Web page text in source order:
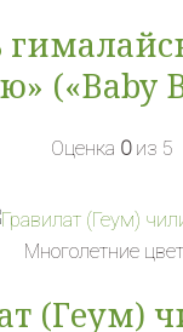
(«Baby
Оценка 0из 5
Многолетние
(Геум)